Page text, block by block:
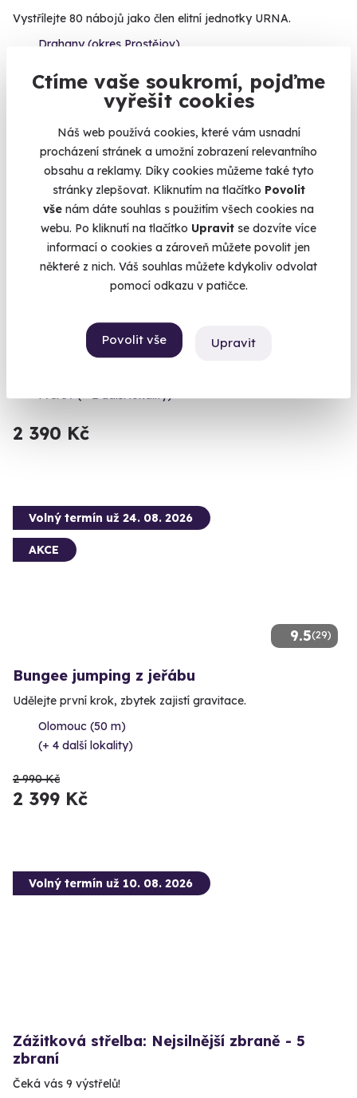
Ctíme vaše soukromí, pojďme
vyřešit cookies
Náš web používá cookies, které vám usnadní
procházení stránek a umožní zobrazení relevantního
obsahu a reklamy. Díky cookies můžeme také tyto
stránky zlepšovat. Kliknutím na tlačítko Povolit
vše nám dáte souhlas s použitím všech cookies na
webu. Po kliknutí na tlačítko Upravit se dozvíte více
informací o cookies a zároveň můžete povolit jen
některé z nich. Váš souhlas můžete kdykoliv odvolat
pomocí odkazu v patičce.
Povolit vše Upravit
Vystřílejte 80 nábojů jako člen elitní jednotky URNA.
Drahany (okres Prostějov)
Volný termín už 08. 08. 2026
Autocross jízda v Buggy Kart RSK
2 390 Kč
9.5(29)
Volný termín už 24. 08. 2026
AKCE
Bungee jumping z jeřábu
Udělejte první krok, zbytek zajistí gravitace.
Olomouc (50 m)
(+ 4 další lokality)
2 990 Kč
2 399 Kč
Volný termín už 10. 08. 2026
Zážitková střelba: Nejsilnější zbraně - 5
zbraní
Čeká vás 9 výstřelů!